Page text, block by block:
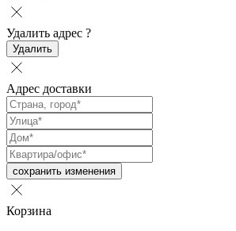
Удалить адрес ?
Удалить
Адрес доставки
сохранить изменения
Корзина